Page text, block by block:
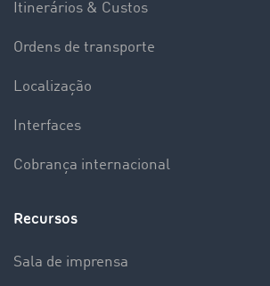
Itinerários & Custos
Ordens de transporte
Localização
Interfaces
Cobrança internacional
Recursos
Sala de imprensa